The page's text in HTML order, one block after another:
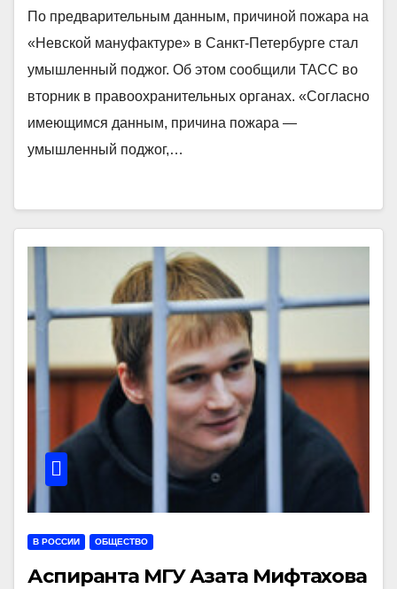
По предварительным данным, причиной пожара на
«Невской мануфактуре» в Санкт-Петербурге стал
умышленный поджог. Об этом сообщили ТАСС во
вторник в правоохранительных органах. «Согласно
имеющимся данным, причина пожара —
умышленный поджог,…
В РОССИИ ОБЩЕСТВО
Аспиранта МГУ Азата Мифтахова